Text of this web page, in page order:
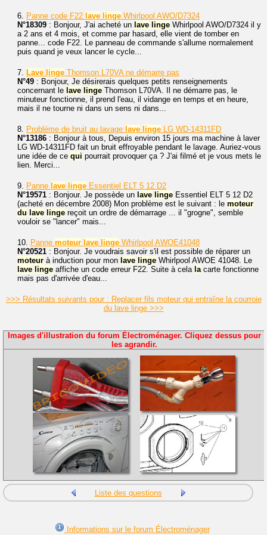
6. Panne code F22 lave linge Whirlpool AWO/D7324
N°18309 : Bonjour, J'ai acheté un lave linge Whirlpool AWO/D7324 il y
a 2 ans et 4 mois, et comme par hasard, elle vient de tomber en
panne... code F22. Le panneau de commande s'allume normalement
puis quand je veux lancer le cycle...
7. Lave linge Thomson L70VA ne démarre pas
N°49 : Bonjour, Je désirerais quelques petits renseignements
concernant le lave linge Thomson L70VA. Il ne démarre pas, le
minuteur fonctionne, il prend l'eau, il vidange en temps et en heure,
mais il ne tourne ni dans un sens ni dans...
8. Problème de bruit au lavage lave linge LG WD-14311FD
N°13186 : Bonjour à tous, Depuis environ 15 jours ma machine à laver
LG WD-14311FD fait un bruit effroyable pendant le lavage. Auriez-vous
une idée de ce qui pourrait provoquer ça ? J'ai filmé et je vous mets le
lien. Merci...
9. Panne lave linge Essentiel ELT 5 12 D2
N°19571 : Bonjour. Je possède un lave linge Essentiel ELT 5 12 D2
(acheté en décembre 2008) Mon problème est le suivant : le moteur
du lave linge reçoit un ordre de démarrage ... il "grogne", semble
vouloir se "lancer" mais...
10. Panne moteur lave linge Whirlpool AWOE41048
N°20521 : Bonjour. Je voudrais savoir s'il est possible de réparer un
moteur à induction pour mon lave linge Whirlpool AWOE 41048. Le
lave linge affiche un code erreur F22. Suite à cela lacarte fonctionne
mais pas d'arrivée d'eau...
>>> Résultats suivants pour : Replacer fils moteur qui entraîne la courroie
du lave linge >>>
Images d'illustration du forum Électroménager. Cliquez dessus pour
les agrandir.
Liste des questions
Informations sur le forum Électroménager